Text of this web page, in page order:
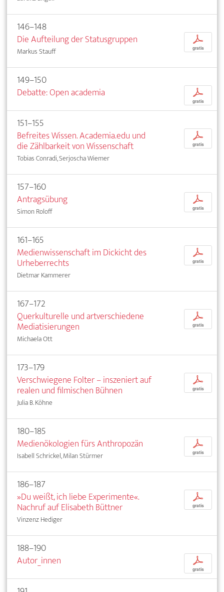
146–148
Die Aufteilung der Statusgruppen
Markus Stauff
p
gratis
149–150
Debatte: Open academia
p
gratis
151–155
Befreites Wissen. Academia.edu und
die Zählbarkeit von Wissenschaft
Tobias Conradi, Serjoscha Wiemer
p
gratis
157–160
Antragsübung
Simon Roloff
p
gratis
161–165
Medienwissenschaft im Dickicht des
Urheberrechts
Dietmar Kammerer
p
gratis
167–172
Querkulturelle und artverschiedene
Mediatisierungen
Michaela Ott
p
gratis
173–179
Verschwiegene Folter – inszeniert auf
realen und filmischen Bühnen
Julia B. Köhne
p
gratis
180–185
Medienökologien fürs Anthropozän
Isabell Schrickel, Milan Stürmer
p
gratis
186–187
»Du weißt, ich liebe Experimente«.
Nachruf auf Elisabeth Büttner
Vinzenz Hediger
p
gratis
188–190
Autor_innen
p
gratis